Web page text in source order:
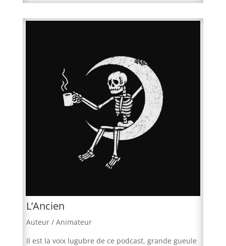
L’Ancien
Auteur / Animateur
Il est la voix lugubre de ce podcast, grande gueule